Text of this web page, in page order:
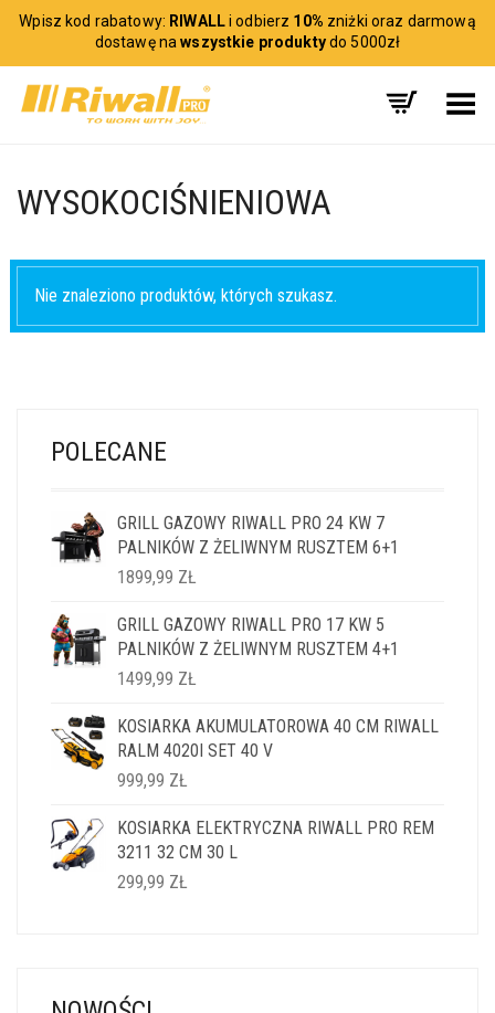
Wpisz kod rabatowy: RIWALLi odbierz 10% zniżki oraz darmową
dostawę nawszystkie produktydo 5000zł
Toggle Menu
WYSOKOCIŚNIENIOWA
Nie znaleziono produktów, których szukasz.
POLECANE
GRILL GAZOWY RIWALL PRO 24 KW 7
PALNIKÓW Z ŻELIWNYM RUSZTEM 6+1
1899,99 ZŁ
GRILL GAZOWY RIWALL PRO 17 KW 5
PALNIKÓW Z ŻELIWNYM RUSZTEM 4+1
1499,99 ZŁ
KOSIARKA AKUMULATOROWA 40 CM RIWALL
RALM 4020I SET 40 V
999,99 ZŁ
KOSIARKA ELEKTRYCZNA RIWALL PRO REM
3211 32 CM 30 L
299,99 ZŁ